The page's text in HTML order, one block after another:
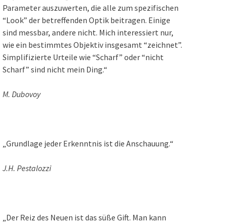
Parameter auszuwerten, die alle zum spezifischen
“Look” der betreffenden Optik beitragen. Einige
sind messbar, andere nicht. Mich interessiert nur,
wie ein bestimmtes Objektiv insgesamt “zeichnet”.
Simplifizierte Urteile wie “Scharf” oder “nicht
Scharf” sind nicht mein Ding.“
M. Dubovoy
„Grundlage jeder Erkenntnis ist die Anschauung.“
J.H. Pestalozzi
„Der Reiz des Neuen ist das süße Gift. Man kann